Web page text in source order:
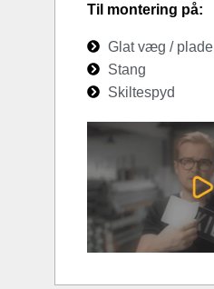
Til montering på:
Glat væg / plade
Stang
Skiltespyd